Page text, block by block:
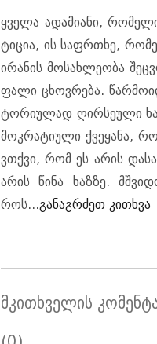
ყვე­ლა ადა­მი­ა­ნი,
ტი­ცია, ის საფრ­თხე,
ირა­ნის მო­სახ­ლე­ო­ბა
ფა­ლი ცხოვ­რე­ბა.
ტო­რი­უ­ლად ღირ­სე­უ­ლი
მოკ­რა­ტი­უ­ლი ქვე­ყა­ნა,
ვთქვი, რომ ეს არის
არის წინა ხაზ­ზე.
როს...გა­ნაგ­რძეთ კი­თხვა
მკითხველის